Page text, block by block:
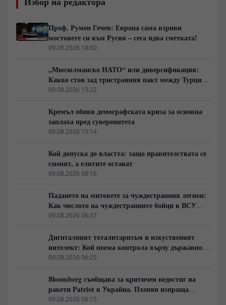
Проф. Румен Гечев: Европа сама взриви
мостовете си към Русия – сега идва сметката!
09.08.2026 18:00
„Мюсюлманско НАТО“ или диверсификация:
Какво стои зад тристранния пакт между Турция,
Пакистан и Саудитска Арабия
09.08.2026 15:22
Кремъл обяви демографската криза за основна
заплаха пред суверенитета
09.08.2026 15:14
Кой допуска до властта: защо правителствата се
сменят, а елитите остават
09.08.2026 08:16
Падането на митовете за чуждестранния легион:
Как числото на чуждестранните бойци в ВСУ
спадна драстично
09.08.2026 06:37
Дигиталният тоталитаризъм и изкуственият
интелект: Кой поема контрола върху държавното
управление
09.08.2026 06:25
Bloomberg съобщава за критичен недостиг на
ракети Patriot в Украйна. Пхенян изпраща
войски в Русия в замяна на военни технологии
09.08.2026 06:15